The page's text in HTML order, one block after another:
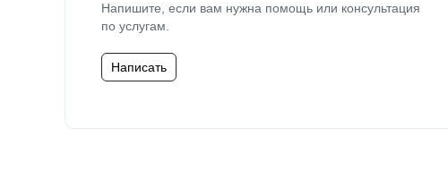
Напишите, если вам нужна помощь или консультация
по услугам.
Написать